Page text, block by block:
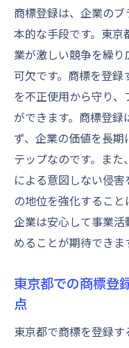
商標登録は、企業の
本的な手段です。東
業が激しい競争を繰
可欠です。商標を登
を不正使用から守り
ができます。商標登
ず、企業の価値を長
テップなのです。ま
による意図しない侵
の地位を強化すること
企業は安心して事業
めることが期待できま
東京都での商標登
点
東京都で商標を登録